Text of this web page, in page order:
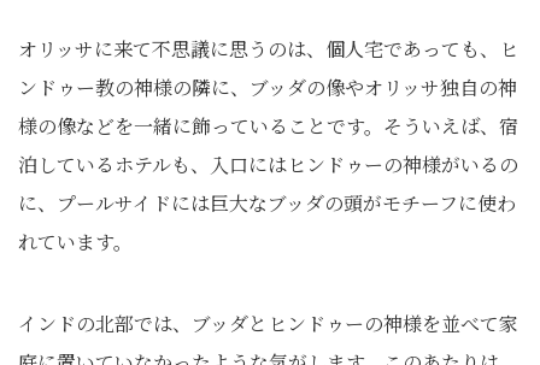
オリッサに来て不思議に思うのは、個人宅であっても、ヒ
ンドゥー教の神様の隣に、ブッダの像やオリッサ独自の神
様の像などを一緒に飾っていることです。そういえば、宿
泊しているホテルも、入口にはヒンドゥーの神様がいるの
に、プールサイドには巨大なブッダの頭がモチーフに使わ
れています。
インドの北部では、ブッダとヒンドゥーの神様を並べて家